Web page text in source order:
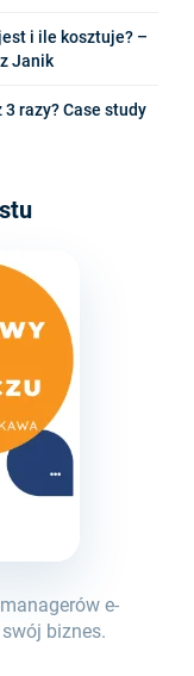
i ile kosztuje? –
Janik
razy? Case study
e-
biznes.